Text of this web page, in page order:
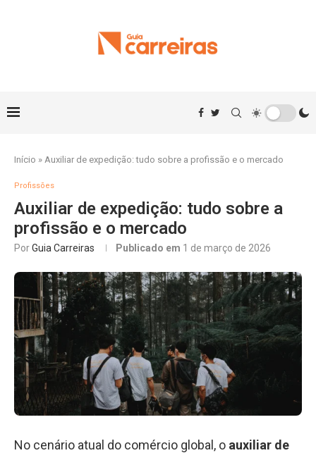
Início » Auxiliar de expedição: tudo sobre a profissão e o mercado
Profissões
Auxiliar de expedição: tudo sobre a
profissão e o mercado
PorGuia Carreiras Publicado em 1 de março de 2026
No cenário atual do comércio global, o auxiliar de